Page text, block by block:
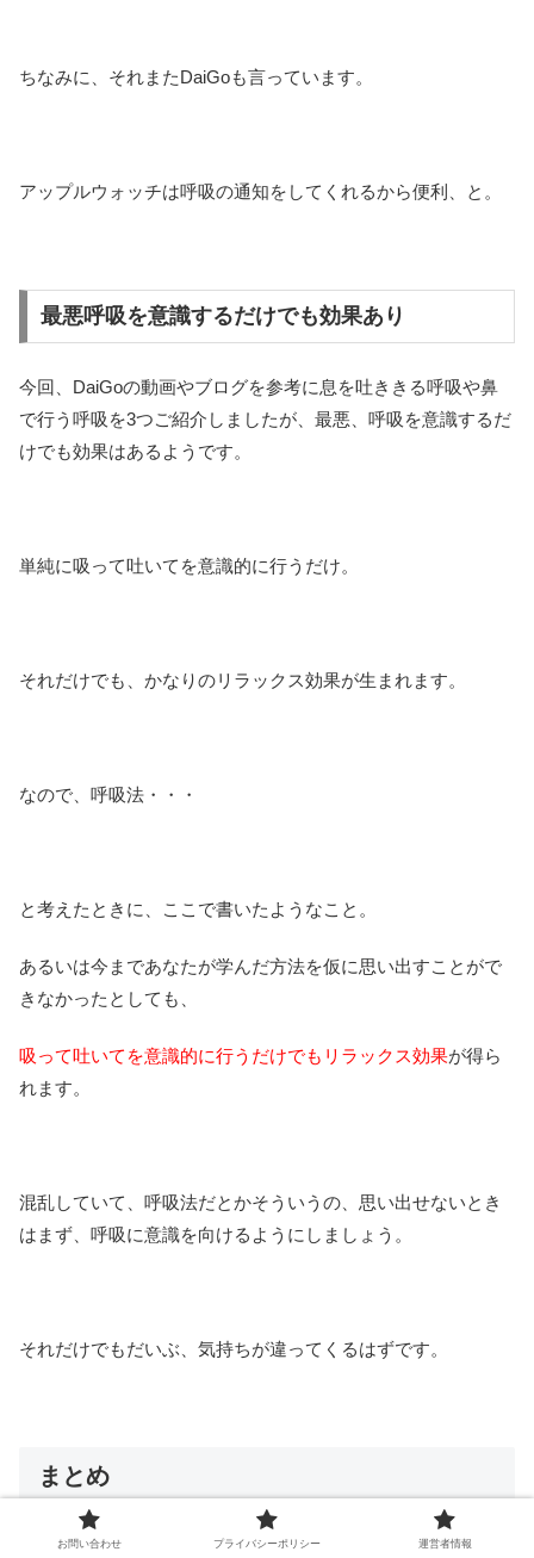
ちなみに、それまたDaiGoも言っています。
アップルウォッチは呼吸の通知をしてくれるから便利、と。
最悪呼吸を意識するだけでも効果あり
今回、DaiGoの動画やブログを参考に息を吐ききる呼吸や鼻
で行う呼吸を3つご紹介しましたが、最悪、呼吸を意識するだ
けでも効果はあるようです。
単純に吸って吐いてを意識的に行うだけ。
それだけでも、かなりのリラックス効果が生まれます。
なので、呼吸法・・・
と考えたときに、ここで書いたようなこと。
あるいは今まであなたが学んだ方法を仮に思い出すことがで
きなかったとしても、
吸って吐いてを意識的に行うだけでもリラックス効果が得ら
れます。
混乱していて、呼吸法だとかそういうの、思い出せないとき
はまず、呼吸に意識を向けるようにしましょう。
それだけでもだいぶ、気持ちが違ってくるはずです。
まとめ
お問い合わせ プライバシーポリシー 運営者情報